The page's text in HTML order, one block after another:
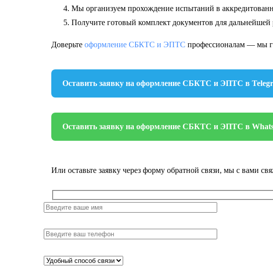
Мы организуем прохождение испытаний в
Получите готовый комплект документов для дальнейшей
Доверьте оформление СБКТС и ЭПТС профессионалам — мы
Оставить заявку на оформление СБКТС и ЭПТС в
Оставить заявку на оформление СБКТС и ЭПТС в
Или оставьте заявку через форму обратной связи, мы с вами